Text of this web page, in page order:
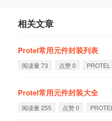
相关文章
Protel常用元件封装列表
阅读量 73 点赞 0 PROTEL
Protel常用元件封装大全
阅读量 255 点赞 0 PROTEL